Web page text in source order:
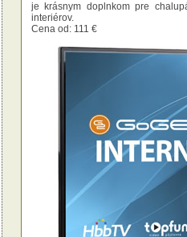
je krásnym doplnkom pre
interiérov.
Cena od: 111 €